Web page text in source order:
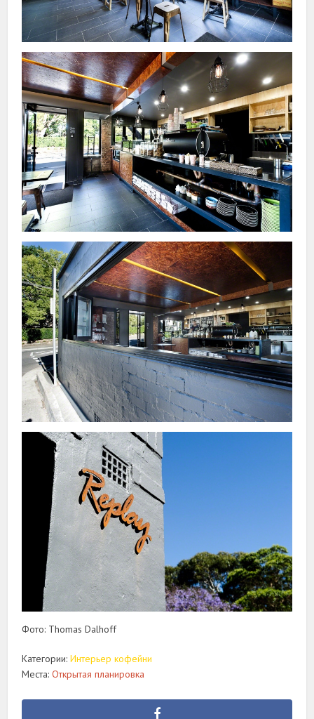
Фото: Thomas Dalhoff
Категории:Интерьер кофейни
Места:Открытая планировка